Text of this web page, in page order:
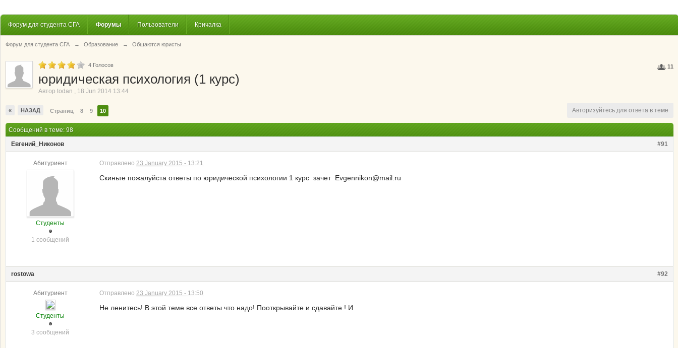
Форум для студента СГА Форумы Пользователи Кричалка
Форум для студента СГА → Образование → Общаются юристы
11
4 Голосов
юридическая психология (1 курс)
Автор todan , 18 Jun 2014 13:44
« НАЗАД Страниц 8 9 10 Авторизуйтесь для ответа в теме
Сообщений в теме: 98
#91
Евгений_Никонов
Абитуриент
Студенты
1 сообщений
Отправлено 23 January 2015 - 13:21
Скиньте пожалуйста ответы по юридической психологии 1 курс зачет Evgennikon@mail.ru
#92
rostowa
Абитуриент
Студенты
3 сообщений
Отправлено 23 January 2015 - 13:50
Не ленитесь! В этой теме все ответы что надо! Пооткрывайте и сдавайте ! И